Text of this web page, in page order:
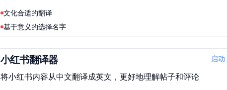
文化合适的翻译
基于意义的选择名字
小红书翻译器
将小红书内容从中文翻译成英文，更好地理解帖子和评论
启动